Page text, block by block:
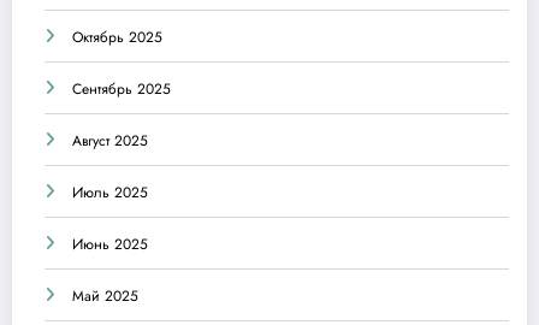
Октябрь 2025
Сентябрь 2025
Август 2025
Июль 2025
Июнь 2025
Май 2025